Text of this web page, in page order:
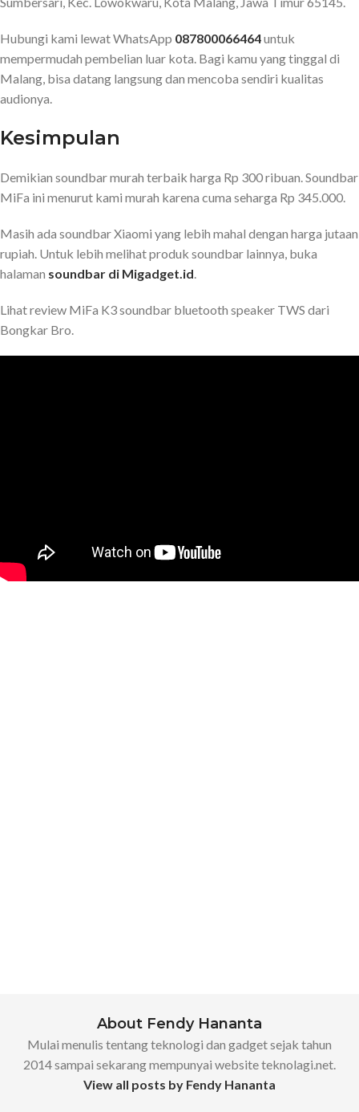
Hubungi kami lewat WhatsApp 087800066464untuk
mempermudah pembelian luar kota. Bagi kamu yang tinggal di
Malang, bisa datang langsung dan mencoba sendiri kualitas
audionya.
Kesimpulan
Demikian soundbar murah terbaik harga Rp 300 ribuan. Soundbar
MiFa ini menurut kami murah karena cuma seharga Rp 345.000.
Masih ada soundbar Xiaomi yang lebih mahal dengan harga jutaan
rupiah. Untuk lebih melihat produk soundbar lainnya, buka
halaman soundbar di Migadget.id
Lihat review MiFa K3 soundbar bluetooth speaker TWS dari
Bongkar Bro.
About Fendy Hananta
Mulai menulis tentang teknologi dan gadget sejak tahun
2014 sampai sekarang mempunyai website teknolagi.net.
View all posts by Fendy Hananta